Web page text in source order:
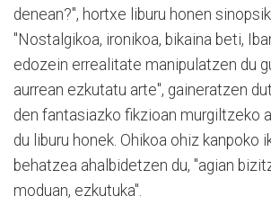
denean?", hortxe liburu honen
"Nostalgikoa, ironikoa, bikaina beti,
edozein errealitate manipulatzen du
aurrean ezkutatu arte", gaineratzen
den fantasiazko fikzioan murgiltzeko
du liburu honek. Ohikoa ohiz kanpoko
behatzea ahalbidetzen du, "agian
moduan, ezkutuka".